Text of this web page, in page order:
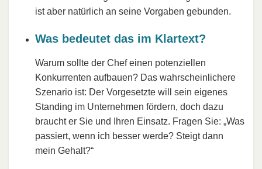
ist aber natürlich an seine Vorgaben gebunden.
Was bedeutet das im Klartext?
Warum sollte der Chef einen potenziellen
Konkurrenten aufbauen? Das wahrscheinlichere
Szenario ist: Der Vorgesetzte will sein eigenes
Standing im Unternehmen fördern, doch dazu
braucht er Sie und Ihren Einsatz. Fragen Sie: „Was
passiert, wenn ich besser werde? Steigt dann
mein Gehalt?“